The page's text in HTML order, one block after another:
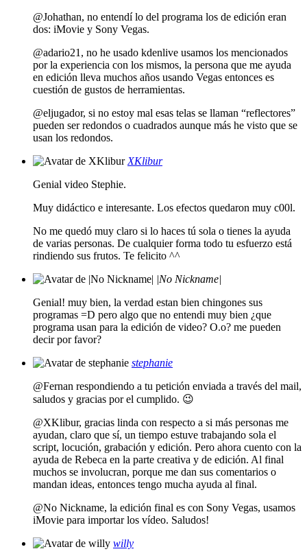
@Johathan, no entendí lo del programa los de edición eran
dos: iMovie y Sony Vegas.
@adario21, no he usado kdenlive usamos los mencionados
por la experiencia con los mismos, la persona que me ayuda
en edición lleva muchos años usando Vegas entonces es
cuestión de gustos de herramientas.
@eljugador, si no estoy mal esas telas se llaman “reflectores”
pueden ser redondos o cuadrados aunque más he visto que se
usan los redondos.
XKlibur
Genial video Stephie.
Muy didáctico e interesante. Los efectos quedaron muy c00l.
No me quedó muy claro si lo haces tú sola o tienes la ayuda
de varias personas. De cualquier forma todo tu esfuerzo está
rindiendo sus frutos. Te felicito ^^
|No Nickname|
Genial! muy bien, la verdad estan bien chingones sus
programas =D pero algo que no entendi muy bien ¿que
programa usan para la edición de video? O.o? me pueden
decir por favor?
stephanie
@Fernan respondiendo a tu petición enviada a través del mail,
saludos y gracias por el cumplido. 😉
@XKlibur, gracias linda con respecto a si más personas me
ayudan, claro que sí, un tiempo estuve trabajando sola el
script, locución, grabación y edición. Pero ahora cuento con la
ayuda de Rebeca en la parte creativa y de edición. Al final
muchos se involucran, porque me dan sus comentarios o
mandan ideas, entonces tengo mucha ayuda al final.
@No Nickname, la edición final es con Sony Vegas, usamos
iMovie para importar los vídeo. Saludos!
willy